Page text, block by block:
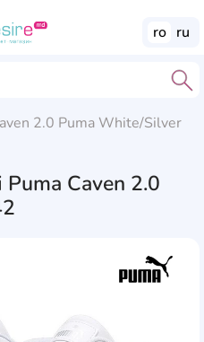
ro ru
2.0 Puma White/Silver
Caven 2.0